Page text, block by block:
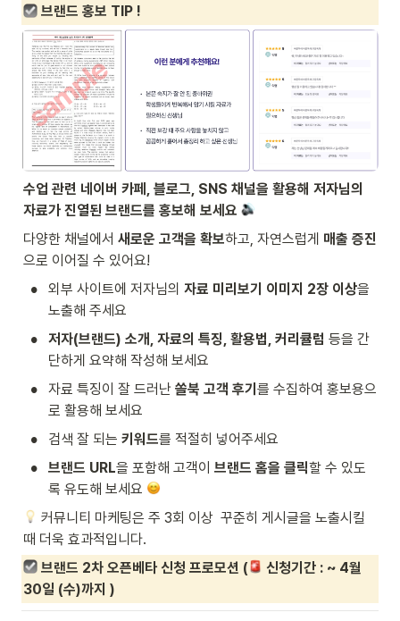
브랜드 홍보 TIP !
수업 관련 네이버 카페, 블로그, SNS 채널을 활용해 저자님의
자료가 진열된 브랜드를 홍보해 보세요
다양한 채널에서 새로운 고객을 확보하고, 자연스럽게 매출 증진
으로 이어질 수 있어요!
• 외부 사이트에 저자님의 자료 미리보기 이미지 2장 이상을
노출해 주세요
• 저자(브랜드) 소개, 자료의 특징, 활용법, 커리큘럼 등을 간
단하게 요약해 작성해 보세요
• 자료 특징이 잘 드러난 쏠북 고객 후기 를 수집하여 홍보용으
로 활용해 보세요
• 검색 잘 되는 키워드를 적절히 넣어주세요
• 브랜드 URL을 포함해 고객이 브랜드 홈을 클릭할 수 있도
록 유도해 보세요
커뮤니티 마케팅은 주 3회 이상  꾸준히 게시글을 노출시킬
때 더욱 효과적입니다.
브랜드 2차 오픈베타 신청 프로모션 (
신청기간 : ~ 4월
30일 (수)까지 )